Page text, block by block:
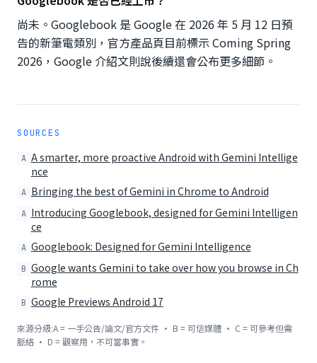
尚未。Googlebook 是 Google 在 2026 年 5 月 12 日預
告的新筆電類別，官方產品頁目前標示 Coming Spring
2026，Google 介紹文則說後續還會公布更多細節。
SOURCES
A A smarter, more proactive Android with Gemini Intellige
nce
A Bringing the best of Gemini in Chrome to Android
A Introducing Googlebook, designed for Gemini Intelligen
ce
A Googlebook: Designed for Gemini Intelligence
B Google wants Gemini to take over how you browse in Ch
rome
B Google Previews Android 17
來源分級:A = 一手公告/論文/官方文件 · B = 可信媒體 · C = 可參考但需
脈絡 · D = 觀察用，不可當事實。